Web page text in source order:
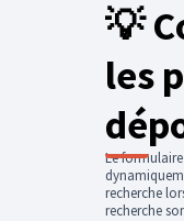
💡
les
Le
recherche
recherche